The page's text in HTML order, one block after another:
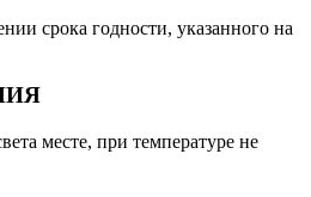
срока годности, указанного на
месте, при температуре не